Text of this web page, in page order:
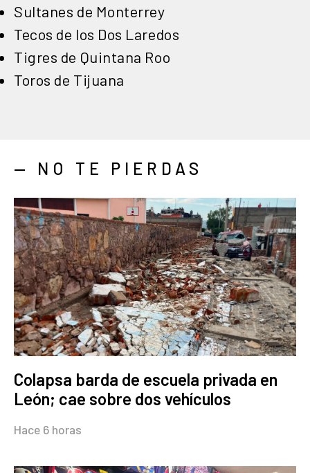
Sultanes de Monterrey
Tecos de los Dos Laredos
Tigres de Quintana Roo
Toros de Tijuana
— NO TE PIERDAS
Colapsa barda de escuela privada en
León; cae sobre dos vehículos
Hace 6 horas